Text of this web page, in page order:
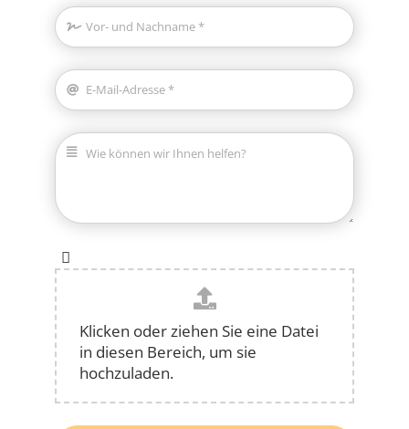
Klicken oder ziehen Sie eine Datei
in diesen Bereich, um sie
hochzuladen.